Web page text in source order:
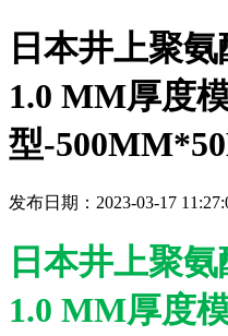
日本井上聚
1.0 MM厚度
型-
发布日期：2023-03-17
日本井上聚
1.0 MM厚度